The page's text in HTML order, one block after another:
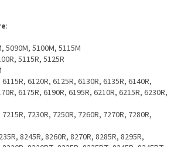
:
5090M, 5100M, 5115M
5115R, 5125R
6120R, 6125R, 6130R, 6135R, 6140R,
6175R, 6190R, 6195R, 6210R, 6215R, 6230R,
7230R, 7250R, 7260R, 7270R, 7280R,
8245R, 8260R, 8270R, 8285R, 8295R,